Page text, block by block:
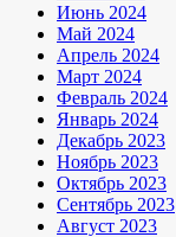
Июнь 2024
Май 2024
Апрель 2024
Март 2024
Февраль 2024
Январь 2024
Декабрь 2023
Ноябрь 2023
Октябрь 2023
Сентябрь 2023
Август 2023